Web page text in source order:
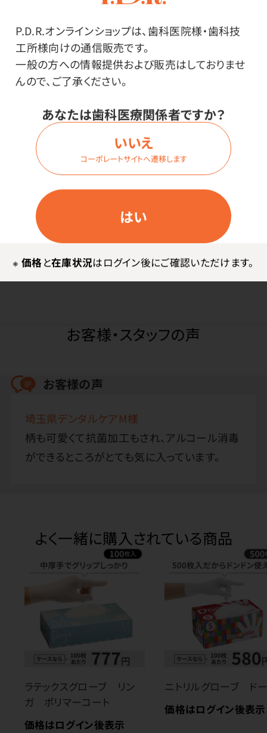
P.D.R.オンラインショップは、歯科医院様・歯科技
工所様向けの通信販売です。
一般の方への情報提供および販売はしておりませ
んので、ご了承ください。
あなたは歯科医療関係者ですか？
はい
いいえ
コーポレートサイトへ遷移します
※ 価格と在庫状況はログイン後にご確認いただけます。
その他
【セット内容】本体×1個、抗菌加工シール×2枚
●日本製
●材質／塩化ビニル樹脂（抗菌加工）、コットン
●サイズ／縦12.5×横21.0×高さ1.6cm
●「抗菌加工」のシールが２枚同封されます。
使用上の注意
※柄の位置は商品によって異なります。
お客様・スタッフの声
お客様の声
埼玉県デンタルケアM様
柄も可愛くて抗菌加工もされ、アルコール消毒
ができるところがとても気に入っています。
よく一緒に購入されている商品
ラテックスグローブ リン
ガ ポリマーコート
価格はログイン後表示
ニトリルグローブ ド
価格はログイン後表示